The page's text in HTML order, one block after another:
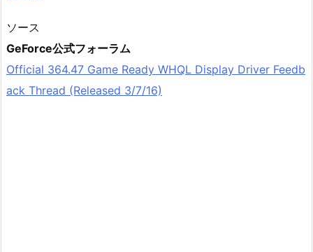
ソース
GeForce公式フォーラム
Official 364.47 Game Ready WHQL Display Driver Feedb
ack Thread (Released 3/7/16)